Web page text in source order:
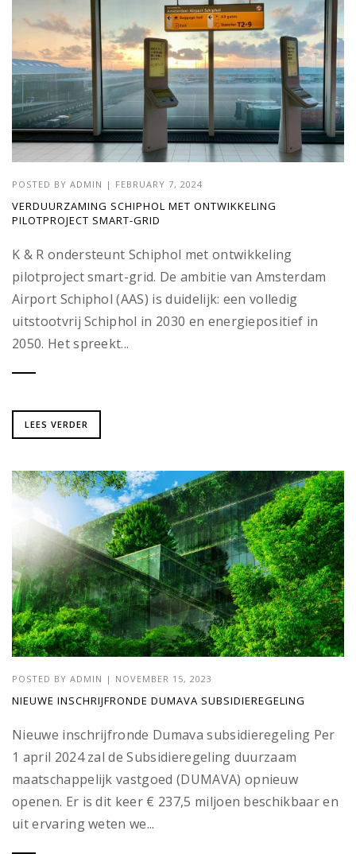
POSTED BY ADMIN | FEBRUARY 7, 2024
VERDUURZAMING SCHIPHOL MET ONTWIKKELING
PILOTPROJECT SMART-GRID
K & R ondersteunt Schiphol met ontwikkeling
pilotproject smart-grid. De ambitie van Amsterdam
Airport Schiphol (AAS) is duidelijk: een volledig
uitstootvrij Schiphol in 2030 en energiepositief in
2050. Het spreekt...
LEES VERDER
POSTED BY ADMIN | NOVEMBER 15, 2023
NIEUWE INSCHRIJFRONDE DUMAVA SUBSIDIEREGELING
Nieuwe inschrijfronde Dumava subsidieregeling Per
1 april 2024 zal de Subsidieregeling duurzaam
maatschappelijk vastgoed (DUMAVA) opnieuw
openen. Er is dit keer € 237,5 miljoen beschikbaar en
uit ervaring weten we...